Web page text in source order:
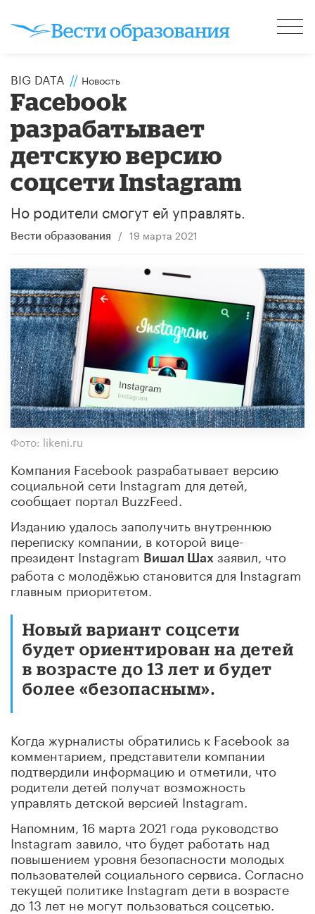
BIG DATA // Новость
Facebook
разрабатывает
детскую версию
соцсети Instagram
Но родители смогут ей управлять.
Вести образования / 19 марта 2021
Фото: likeni.ru
Компания Facebook разрабатывает версию
социальной сети Instagram для детей,
сообщает портал BuzzFeed.
Изданию удалось заполучить внутреннюю
переписку компании, в которой вице-
президент Instagram Вишал Шах заявил, что
работа с молодёжью становится для Instagram
главным приоритетом.
Новый вариант соцсети
будет ориентирован на детей
в возрасте до 13 лет и будет
более «безопасным».
Когда журналисты обратились к Facebook за
комментарием, представители компании
подтвердили информацию и отметили, что
родители детей получат возможность
управлять детской версией Instagram.
Напомним, 16 марта 2021 года руководство
Instagram завило, что будет работать над
повышением уровня безопасности молодых
пользователей социального сервиса. Согласно
текущей политике Instagram дети в возрасте
до 13 лет не могут пользоваться соцсетью.